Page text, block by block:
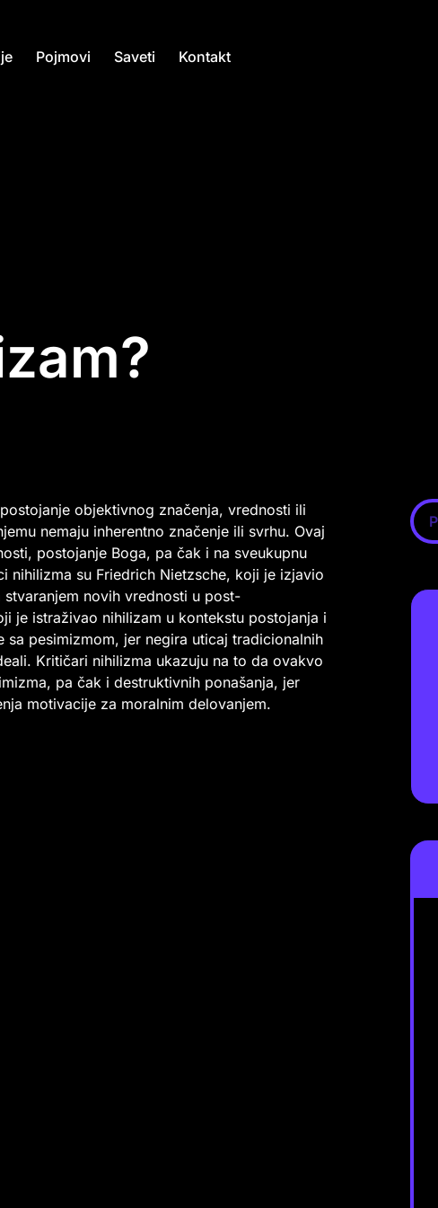
Pojmovi Saveti Kontakt
objektivnog značenja, vrednosti ili
nemaju inherentno značenje ili svrhu. Ovaj
postojanje Boga, pa čak i na sveukupnu
nihilizma su Friedrich Nietzsche, koji je izjavio
novih vrednosti u post-
je istraživao nihilizam u kontekstu postojanja i
pesimizmom, jer negira uticaj tradicionalnih
Kritičari nihilizma ukazuju na to da ovakvo
pa čak i destruktivnih ponašanja, jer
motivacije za moralnim delovanjem.